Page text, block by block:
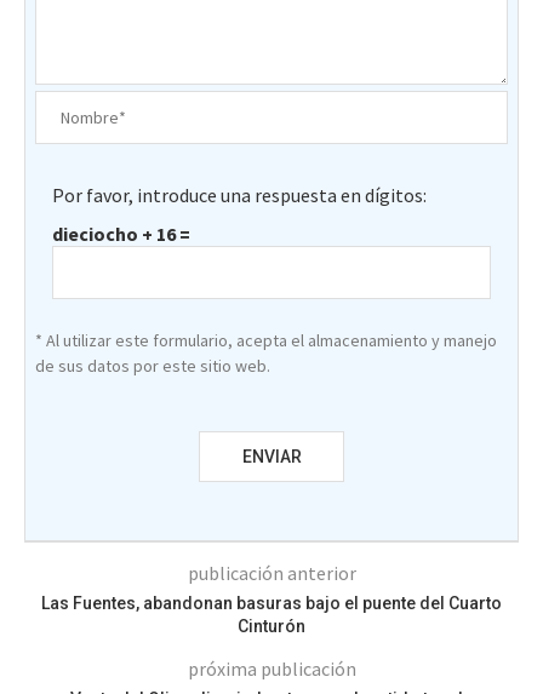
Por favor, introduce una respuesta en dígitos:
dieciocho + 16 =
* Al utilizar este formulario, acepta el almacenamiento y manejo
de sus datos por este sitio web.
publicación anterior
Las Fuentes, abandonan basuras bajo el puente del Cuarto
Cinturón
próxima publicación